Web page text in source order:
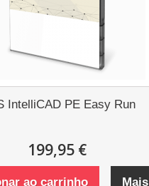
IntelliCAD PE Easy Run
199,95 €
ao carrinho Mais